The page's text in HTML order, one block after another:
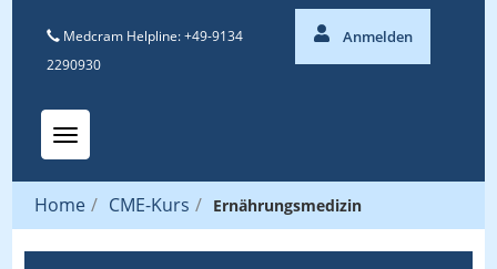
Medcram Helpline: +49-9134
2290930
Anmelden
Toggle navigation
Home / CME-Kurs / Ernährungsmedizin